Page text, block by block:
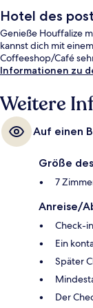
Hotel des
Genieße Houffalize
kannst dich mit
Coffeeshop/Café
Informationen zu
Weitere
Auf einen
Größe
7
Anreise/
Check-
Ein
Später
Der